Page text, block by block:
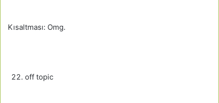
Kısaltması: Omg.
off topic